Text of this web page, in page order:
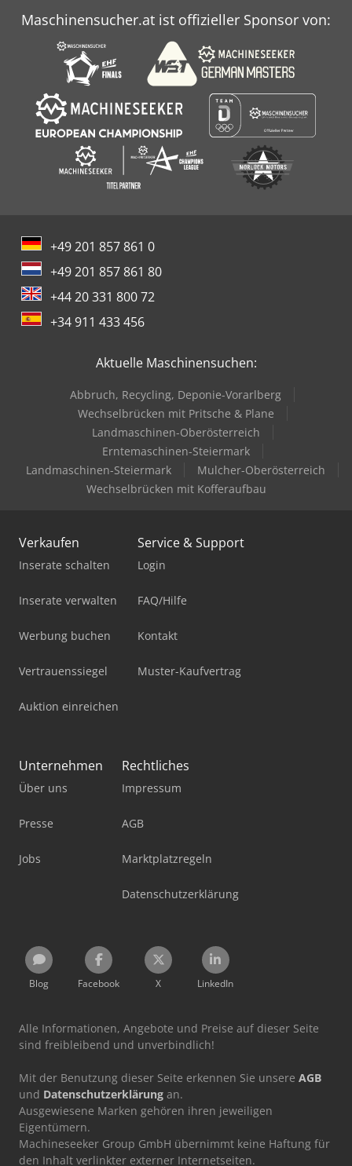
Maschinensucher.at ist offizieller Sponsor von:
+49 201 857 861 0
+49 201 857 861 80
+44 20 331 800 72
+34 911 433 456
Aktuelle Maschinensuchen:
Abbruch, Recycling, Deponie-Vorarlberg
Wechselbrücken mit Pritsche & Plane
Landmaschinen-Oberösterreich
Erntemaschinen-Steiermark
Landmaschinen-Steiermark
Mulcher-Oberösterreich
Wechselbrücken mit Kofferaufbau
Verkaufen
Inserate schalten
Inserate verwalten
Werbung buchen
Vertrauenssiegel
Auktion einreichen
Service & Support
Login
FAQ/Hilfe
Kontakt
Muster-Kaufvertrag
Unternehmen
Über uns
Presse
Jobs
Rechtliches
Impressum
AGB
Marktplatzregeln
Datenschutzerklärung
Blog Facebook X LinkedIn
Alle Informationen, Angebote und Preise auf dieser Seite
sind freibleibend und unverbindlich!
Mit der Benutzung dieser Seite erkennen Sie unsere AGB
und Datenschutzerklärung an.
Ausgewiesene Marken gehören ihren jeweiligen
Eigentümern.
Machineseeker Group GmbH übernimmt keine Haftung für
den Inhalt verlinkter externer Internetseiten.